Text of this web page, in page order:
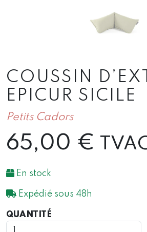
COUSSIN
EPICUR SICILE
Petits Cadors
65,00 €
En stock
Expédié sous 48h
QUANTITÉ